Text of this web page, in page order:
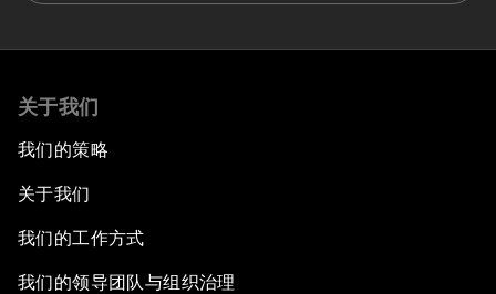
关于我们
我们的策略
关于我们
我们的工作方式
我们的领导团队与组织治理